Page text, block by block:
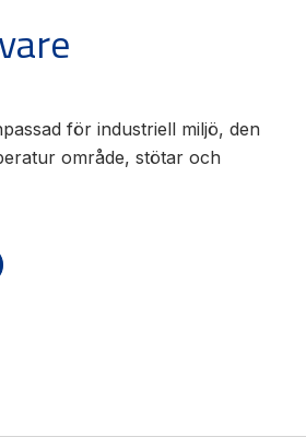
Kulskruvar
/
för industriell miljö, den
område, stötar och